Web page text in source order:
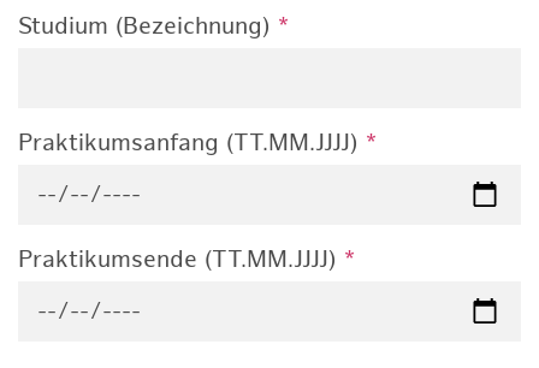
Studium (Bezeichnung) *
Praktikumsanfang (TT.MM.JJJJ) *
Praktikumsende (TT.MM.JJJJ) *